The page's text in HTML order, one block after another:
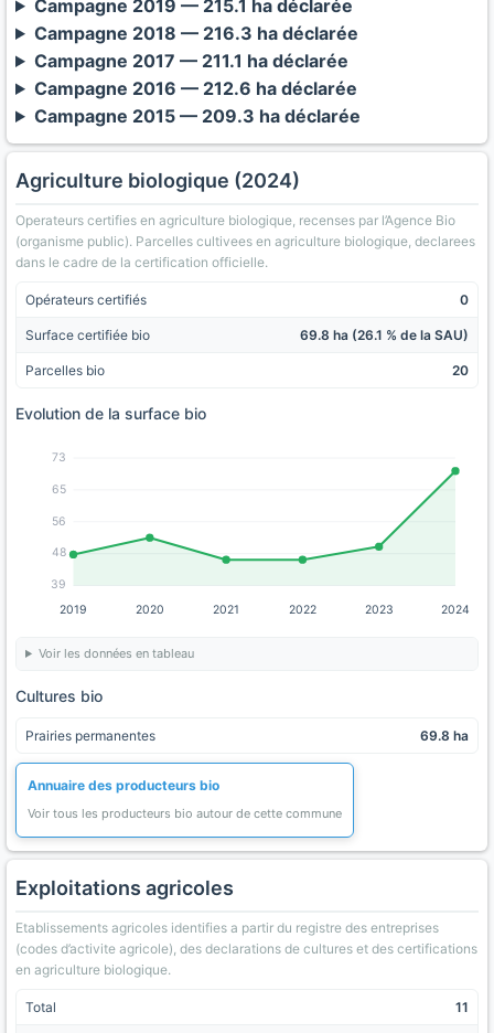
Campagne 2019 — 215.1 ha déclarée
Campagne 2018 — 216.3 ha déclarée
Campagne 2017 — 211.1 ha déclarée
Campagne 2016 — 212.6 ha déclarée
Campagne 2015 — 209.3 ha déclarée
Agriculture biologique (2024)
Operateurs certifies en agriculture biologique, recenses par l’Agence Bio
(organisme public). Parcelles cultivees en agriculture biologique, declarees
dans le cadre de la certification officielle.
Opérateurs certifiés 0
Surface certifiée bio 69.8 ha (26.1 % de la SAU)
Parcelles bio 20
Evolution de la surface bio
39
48
56
65
73
2019 2020 2021 2022 2023 2024
Voir les données en tableau
Cultures bio
Prairies permanentes 69.8 ha
Annuaire des producteurs bio
Voir tous les producteurs bio autour de cette commune
Exploitations agricoles
Etablissements agricoles identifies a partir du registre des entreprises
(codes d’activite agricole), des declarations de cultures et des certifications
en agriculture biologique.
Total 11